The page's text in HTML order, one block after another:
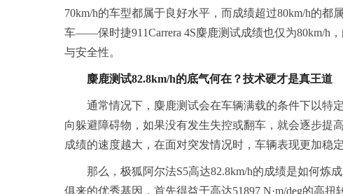
70km/h的车型都属于良好水平，而成绩超过80km/h的
车——保时捷911Carrera 4S麋鹿测试成绩也仅为80km/h
与安全性。
麋鹿测试82.8km/h的底气何在？技术硬才是真王道
通常情况下，麋鹿测试会在车辆满载的条件下以特
向躲避障碍物，如果没有发生失控或翻车，就会逐步提
成绩的速度越大，在面对突发情况时，车辆表现更加稳
那么，极狐阿尔法S5高达82.8km/h的成绩是如何炼
俱来的优秀基因，首先得益于高达51897 N·m/deg的高